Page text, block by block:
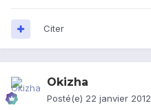
Citer
Okizha
Posté(e) 22 janvier 2012